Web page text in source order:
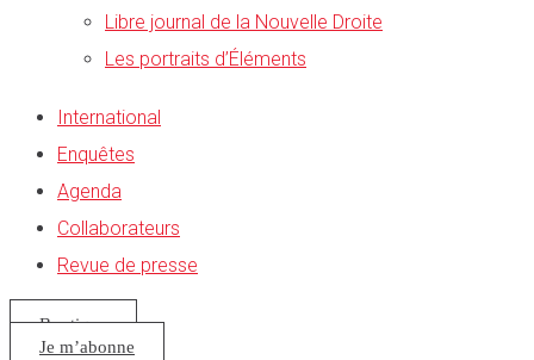
Libre journal de la Nouvelle Droite
Les portraits d’Éléments
International
Enquêtes
Agenda
Collaborateurs
Revue de presse
Boutique
Je m’abonne